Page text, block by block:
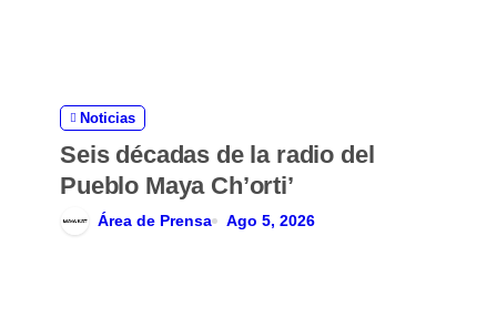
e
n
Noticias
Seis décadas de la radio del
Pueblo Maya Ch’orti’
Área de Prensa Ago 5, 2026